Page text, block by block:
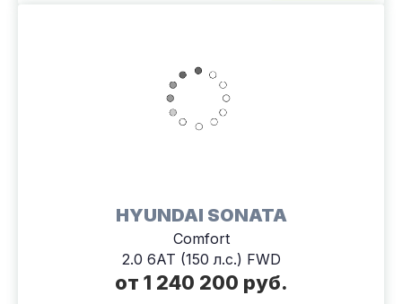
HYUNDAI SONATA
Comfort
2.0 6АТ (150 л.с.) FWD
от 1 240 200 руб.